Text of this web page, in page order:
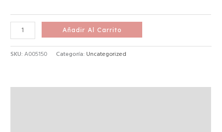
Añadir Al Carrito
SKU:A005150 Categoría: Uncategorized